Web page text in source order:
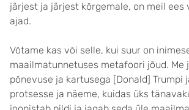
järjest ja järjest kõrgemale, on meil ees
ajad.
Võtame kas või selle, kui suur on
maailmatunnetuses metafoori jõud. Me
põnevuse ja kartusega [Donald] Trumpi
protsesse ja näeme, kuidas üks